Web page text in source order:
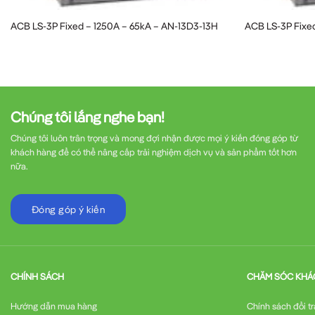
Tuổi thọ cơ khí
20.000 lần đóng/
Giá thành
Cạnh tranh
Cấu tạo chi tiết của ACB LS-
ACB LS-4P 1600A 65kA
: Làm bằng hợp kim bạc có
ACB LS-3P Fixed – 1250A – 65kA – AN-13D3-13H ACB LS-3P
Chúng tôi lắng nghe bạn!
Chúng tôi luôn trân trọng và mong đợi nhận được mọi ý kiến đóng góp từ
khách hàng để có thể nâng cấp trải nghiệm dịch vụ và sản phẩm tốt hơn
nữa.
Đóng góp ý kiến
CHÍNH SÁCH
Hướng dẫn mua hàng
CHĂM SÓC
Chính sách đổi